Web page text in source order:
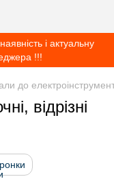
і актуальну
!!!
до
відрізні